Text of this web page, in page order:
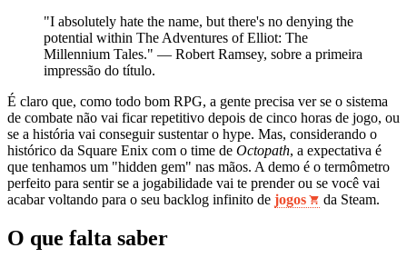
"I absolutely hate the name, but there's no denying the
potential within The Adventures of Elliot: The
Millennium Tales." — Robert Ramsey, sobre a primeira
impressão do título.
É claro que, como todo bom RPG, a gente precisa ver se o sistema
de combate não vai ficar repetitivo depois de cinco horas de jogo, ou
se a história vai conseguir sustentar o hype. Mas, considerando o
histórico da Square Enix com o time de Octopath, a expectativa é
que tenhamos um "hidden gem" nas mãos. A demo é o termômetro
perfeito para sentir se a jogabilidade vai te prender ou se você vai
acabar voltando para o seu backlog infinito de jogos da Steam.
O que falta saber